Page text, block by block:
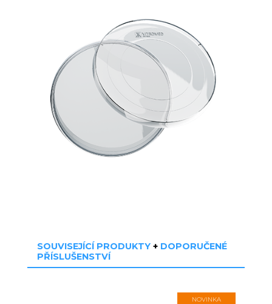
SOUVISEJÍCÍ PRODUKTY +DOPORUČENÉ
PŘÍSLUŠENSTVÍ
NOVINKA